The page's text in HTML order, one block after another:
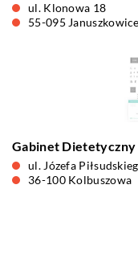
ul. Klonowa 18
55-095 Januszkowice
Gabinet Dietetyczny
ul. Józefa
36-100 Kolbuszowa